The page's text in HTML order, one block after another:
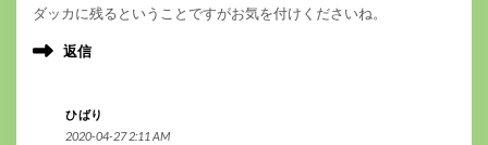
ダッカに残るということですがお気を付けくださいね。
返信
ひばり
2020-04-27 2:11 AM